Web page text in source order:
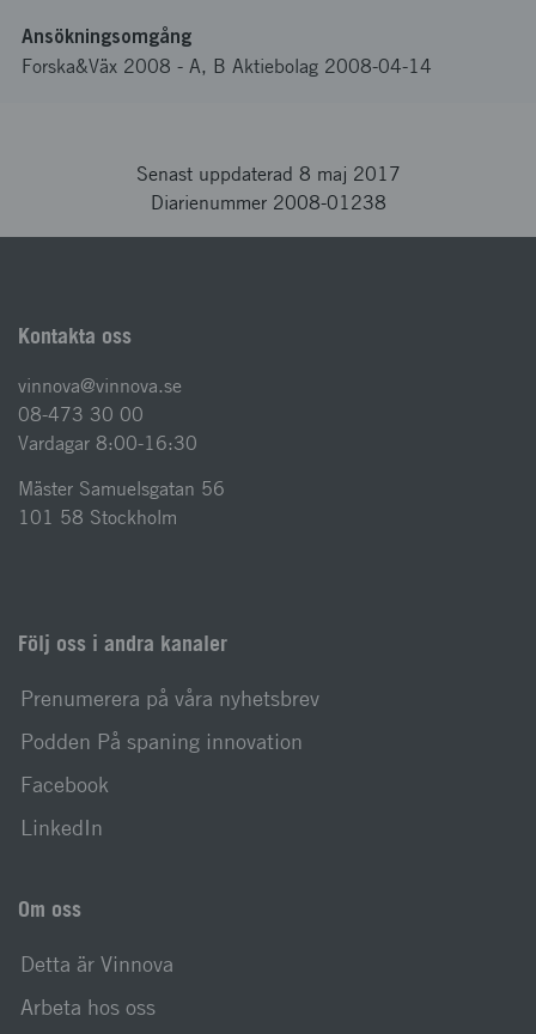
Ansökningsomgång
Forska&Väx 2008 - A, B Aktiebolag 2008-04-14
Senast uppdaterad 8 maj 2017
Diarienummer 2008-01238
Kontakta oss
vinnova@vinnova.se
08-473 30 00
Vardagar 8:00-16:30
Mäster Samuelsgatan 56
101 58 Stockholm
Följ oss i andra kanaler
Prenumerera på våra nyhetsbrev
Podden På spaning innovation
Facebook
LinkedIn
Om oss
Detta är Vinnova
Arbeta hos oss